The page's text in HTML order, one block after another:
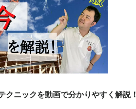
クニックを動画で分かりやすく解説！